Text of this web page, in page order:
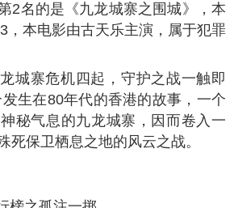
2名的是《九龙城寨之围城》，本
，本电影由古天乐主演，属于犯罪
城寨危机四起，守护之战一触即
生在80年代的香港的故事，一个
秘气息的九龙城寨，因而卷入一
死保卫栖息之地的风云之战。